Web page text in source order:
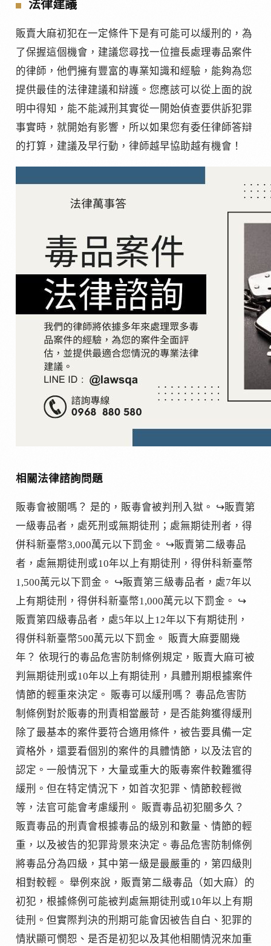
法律建議
販賣大麻初犯在一定條件下是有可能可以緩刑的，為
了保握這個機會，建議您尋找一位擅長處理毒品案件
的律師，他們擁有豐富的專業知識和經驗，能夠為您
提供最佳的法律建議和辯護。您應該可以從上面的說
明中得知，能不能減刑其實從一開始偵查要供訴犯罪
事實時，就開始有影響，所以如果您有委任律師答辯
的打算，建議及早行動，律師越早協助越有機會！
相關法律諮詢問題
販毒會被關嗎？ 是的，販毒會被判刑入獄。 ↪販賣第
一級毒品者，處死刑或無期徒刑；處無期徒刑者，得
併科新臺幣3,000萬元以下罰金。 ↪販賣第二級毒品
者，處無期徒刑或10年以上有期徒刑，得併科新臺幣
1,500萬元以下罰金。 ↪販賣第三級毒品者，處7年以
上有期徒刑，得併科新臺幣1,000萬元以下罰金。 ↪
販賣第四級毒品者，處5年以上12年以下有期徒刑，
得併科新臺幣500萬元以下罰金。 販賣大麻要關幾
年？ 依現行的毒品危害防制條例規定，販賣大麻可被
判無期徒刑或10年以上有期徒刑，具體刑期根據案件
情節的輕重來決定。 販毒可以緩刑嗎？ 毒品危害防
制條例對於販毒的刑責相當嚴苛，是否能夠獲得緩刑
除了最基本的案件要符合適用條件，被告要具備一定
資格外，還要看個別的案件的具體情節，以及法官的
認定。一般情況下，大量或重大的販毒案件較難獲得
緩刑。但在特定情況下，如首次犯罪、情節較輕微
等，法官可能會考慮緩刑。 販賣毒品初犯關多久？
販賣毒品的刑責會根據毒品的級別和數量、情節的輕
重，以及被告的犯罪背景來決定。毒品危害防制條例
將毒品分為四級，其中第一級是最嚴重的，第四級則
相對較輕。 舉例來說，販賣第二級毒品（如大麻）的
初犯，根據條例可能被判處無期徒刑或10年以上有期
徒刑。但實際判決的刑期可能會因被告自白、犯罪的
情狀顯可憫恕、是否是初犯以及其他相關情況來加重